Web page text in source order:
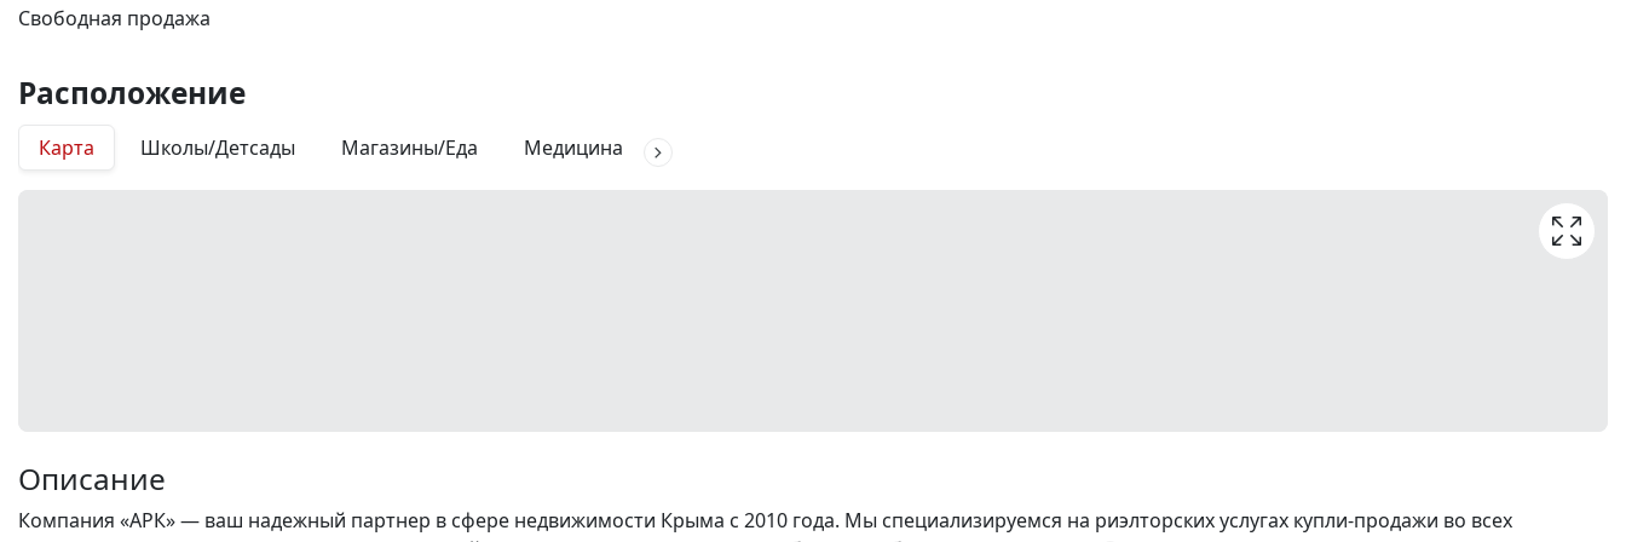
Свободная продажа
Расположение
Карта Школы/Детсады Магазины/Еда Медицина
Описание
Компания «АРК» — ваш надежный партнер в сфере недвижимости Крыма с 2010 года. Мы специализируемся на риэлторских услугах купли-продажи во всех